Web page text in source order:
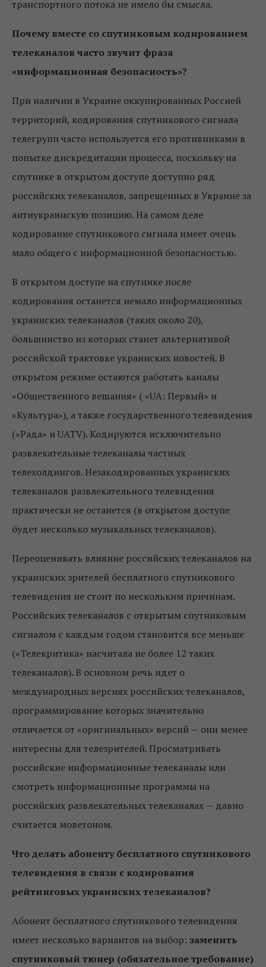
транспортного потока не имело бы смысла.
Почему вместе со спутниковым кодированием
телеканалов часто звучит фраза
«информационная безопасность»?
При наличии в Украине оккупированных Россией
территорий, кодирования спутникового сигнала
телегрупп часто используется его противниками в
попытке дискредитации процесса, поскольку на
спутнике в открытом доступе доступно ряд
российских телеканалов, запрещенных в Украине за
антиукраинскую позицию. На самом деле
кодирование спутникового сигнала имеет очень
мало общего с информационной безопасностью.
В открытом доступе на спутнике после
кодирования останется немало информационных
украинских телеканалов (таких около 20),
большинство из которых станет альтернативой
российской трактовке украинских новостей. В
открытом режиме остаются работать каналы
«Общественного вещания» ( «UA: Первый» и
«Культура»), а также государственного телевидения
(«Рада» и UATV). Кодируются исключительно
развлекательные телеканалы частных
телехолдингов. Незакодированных украинских
телеканалов развлекательного телевидения
практически не останется (в открытом доступе
будет несколько музыкальных телеканалов).
Переоценивать влияние российских телеканалов на
украинских зрителей бесплатного спутникового
телевидения не стоит по нескольким причинам.
Российских телеканалов с открытым спутниковым
сигналом с каждым годом становится все меньше
(«Телекритика» насчитала не более 12 таких
телеканалов). В основном речь идет о
международных версиях российских телеканалов,
программирование которых значительно
отличается от «оригинальных» версий — они менее
интересны для телезрителей. Просматривать
российские информационные телеканалы или
смотреть информационные программы на
российских развлекательных телеканалах — давно
считается моветоном.
Что делать абоненту бесплатного спутникового
телевидения в связи с кодирования
рейтинговых украинских телеканалов?
Абонент бесплатного спутникового телевидения
имеет несколько вариантов на выбор: заменить
спутниковый тюнер (обязательное требование)